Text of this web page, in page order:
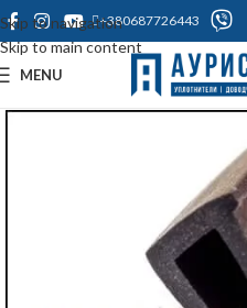
Skip to navigation
Skip to main content
+380687726443
MENU